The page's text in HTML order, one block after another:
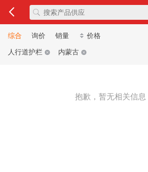
综合 询价 销量
价格
人行道护栏
内蒙古
抱歉，暂无相关信息